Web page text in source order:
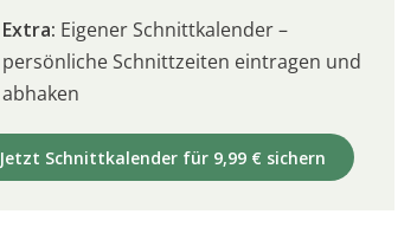
Extra: Eigener Schnittkalender –
persönliche Schnittzeiten eintragen und
abhaken
Jetzt Schnittkalender für 9,99 € sichern